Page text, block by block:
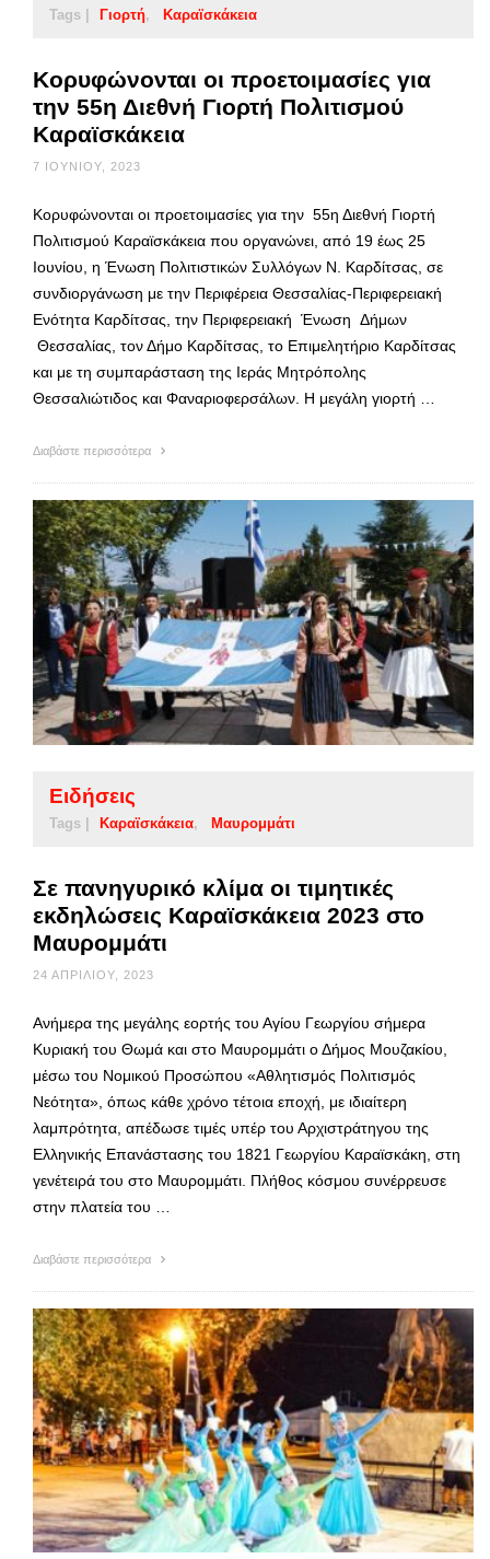
Tags | Γιορτή Καραϊσκάκεια
Κορυφώνονται οι προετοιμασίες για
την 55η Διεθνή Γιορτή Πολιτισμού
Καραϊσκάκεια
7 ΙΟΥΝΊΟΥ, 2023
Κορυφώνονται οι προετοιμασίες για την 55η Διεθνή Γιορτή
Πολιτισμού Καραϊσκάκεια που οργανώνει, από 19 έως 25
Ιουνίου, η Ένωση Πολιτιστικών Συλλόγων Ν. Καρδίτσας, σε
συνδιοργάνωση με την Περιφέρεια Θεσσαλίας-Περιφερειακή
Ενότητα Καρδίτσας, την Περιφερειακή Ένωση Δήμων
Θεσσαλίας, τον Δήμο Καρδίτσας, το Επιμελητήριο Καρδίτσας
και με τη συμπαράσταση της Ιεράς Μητρόπολης
Θεσσαλιώτιδος και Φαναριοφερσάλων. Η μεγάλη γιορτή …
Διαβάστε περισσότερα
Ειδήσεις
Tags | Καραϊσκάκεια Μαυρομμάτι
Σε πανηγυρικό κλίμα οι τιμητικές
εκδηλώσεις Καραϊσκάκεια 2023 στο
Μαυρομμάτι
24 ΑΠΡΙΛΊΟΥ, 2023
Ανήμερα της μεγάλης εορτής του Αγίου Γεωργίου σήμερα
Κυριακή του Θωμά και στο Μαυρομμάτι ο Δήμος Μουζακίου,
μέσω του Νομικού Προσώπου «Αθλητισμός Πολιτισμός
Νεότητα», όπως κάθε χρόνο τέτοια εποχή, με ιδιαίτερη
λαμπρότητα, απέδωσε τιμές υπέρ του Αρχιστράτηγου της
Ελληνικής Επανάστασης του 1821 Γεωργίου Καραϊσκάκη, στη
γενέτειρά του στο Μαυρομμάτι. Πλήθος κόσμου συνέρρευσε
στην πλατεία του …
Διαβάστε περισσότερα